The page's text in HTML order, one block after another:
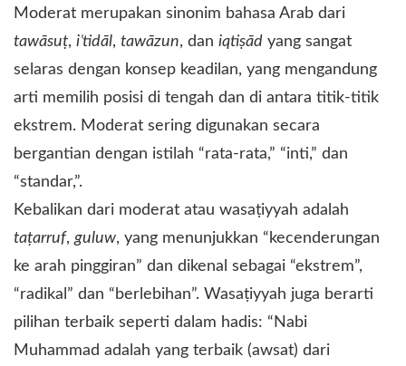
Moderat merupakan sinonim bahasa Arab dari
tawāsuṭ, iʿtidāl, tawāzun, dan iqtiṣād yang sangat
selaras dengan konsep keadilan, yang mengandung
arti memilih posisi di tengah dan di antara titik-titik
ekstrem. Moderat sering digunakan secara
bergantian dengan istilah “rata-rata,” “inti,” dan
“standar,”.
Kebalikan dari moderat atau wasaṭiyyah adalah
taṭarruf, guluw, yang menunjukkan “kecenderungan
ke arah pinggiran” dan dikenal sebagai “ekstrem”,
“radikal” dan “berlebihan”. Wasaṭiyyah juga berarti
pilihan terbaik seperti dalam hadis: “Nabi
Muhammad adalah yang terbaik (awsat) dari